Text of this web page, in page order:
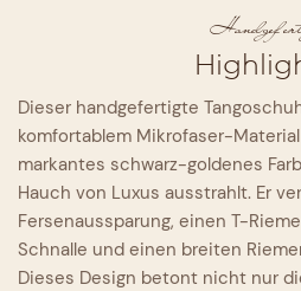
Dieser handgefertigte
komfortablem Mikrofaser-
markantes schwarz-goldenes
Hauch von Luxus ausstrahlt. Er
Fersenaussparung, einen T-
Schnalle und einen breiten
Dieses Design betont nicht nur